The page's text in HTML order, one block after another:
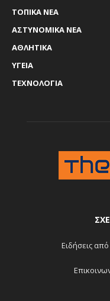
ΤΟΠΙΚΑ ΝΕΑ
ΑΣΤΥΝΟΜΙΚΑ ΝΕΑ
ΑΘΛΗΤΙΚΑ
ΥΓΕΙΑ
ΤΕΧΝΟΛΟΓΙΑ
Ειδήσεις